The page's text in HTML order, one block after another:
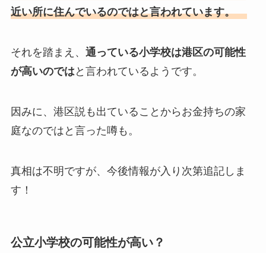
近い所に住んでいるのではと言われています。
それを踏まえ、 通っている小学校は港区の可能性
が高いのではと言われているようです。
因みに、港区説も出ていることからお金持ちの家
庭なのではと言った噂も。
真相は不明ですが、今後情報が入り次第追記しま
す！
公立小学校の可能性が高い？